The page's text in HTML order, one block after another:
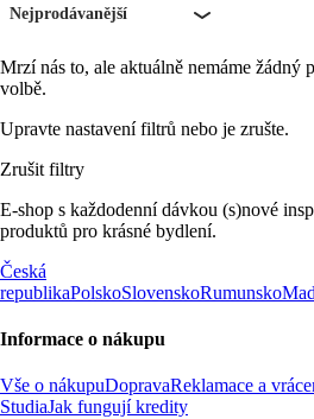
Nejprodávanější
Mrzí nás to, ale aktuálně nemáme žádný
volbě.
Upravte nastavení filtrů nebo je zrušte.
Zrušit filtry
E-shop s každodenní dávkou (s)nové
produktů pro krásné bydlení.
Česká
republikaPolskoSlovenskoRumunsko
Informace o nákupu
Vše o nákupuDopravaReklamace a
StudiaJak fungují kredity